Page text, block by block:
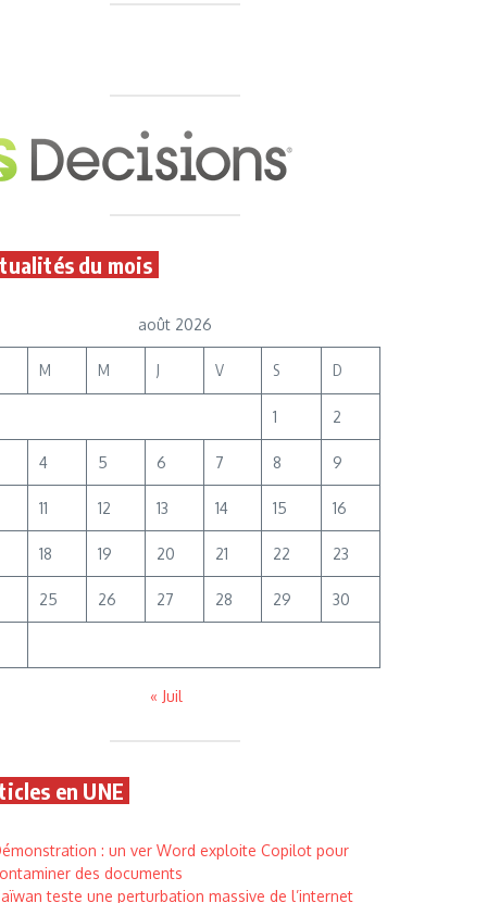
du mois
août 2026
M M J V S D
1 2
4 5 6 7 8 9
11 12 13 14 15 16
18 19 20 21 22 23
25 26 27 28 29 30
« Juil
en UNE
: un ver Word exploite Copilot pour
des documents
teste une perturbation massive de l’internet